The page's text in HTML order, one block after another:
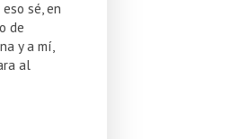
sé, en
de
y a mí,
al